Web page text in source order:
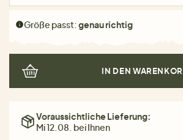
Größe passt:genau richtig
IN DEN
Voraussichtliche Lieferung:
Mi 12.08. bei Ihnen